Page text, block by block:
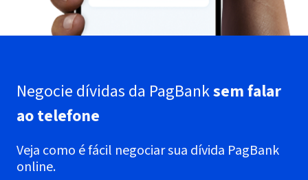
Negocie dívidas da PagBanksem falar
ao telefone
Veja como é fácil negociar sua dívida PagBank
online.